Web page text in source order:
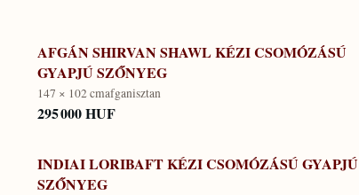
AFGÁN SHIRVAN SHAWL KÉZI CSOMÓZÁSÚ
GYAPJÚ SZŐNYEG
147 × 102 cmafganisztan
295 000 HUF
INDIAI LORIBAFT KÉZI CSOMÓZÁSÚ GYAPJÚ
SZŐNYEG